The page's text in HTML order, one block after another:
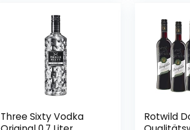
Three Sixty Vodka
Rotwild